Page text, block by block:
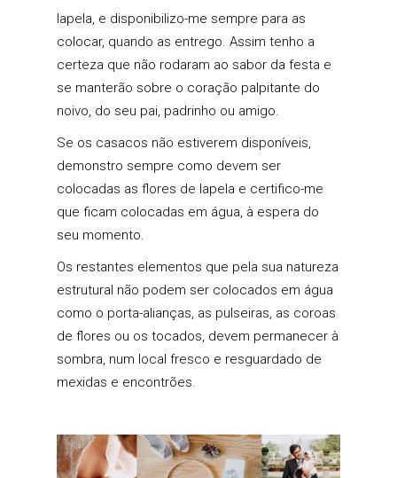
lapela, e disponibilizo-me sempre para as
colocar, quando as entrego. Assim tenho a
certeza que não rodaram ao sabor da festa e
se manterão sobre o coração palpitante do
noivo, do seu pai, padrinho ou amigo.
Se os casacos não estiverem disponíveis,
demonstro sempre como devem ser
colocadas as flores de lapela e certifico-me
que ficam colocadas em água, à espera do
seu momento.
Os restantes elementos que pela sua natureza
estrutural não podem ser colocados em água
como o porta-alianças, as pulseiras, as coroas
de flores ou os tocados, devem permanecer à
sombra, num local fresco e resguardado de
mexidas e encontrões.